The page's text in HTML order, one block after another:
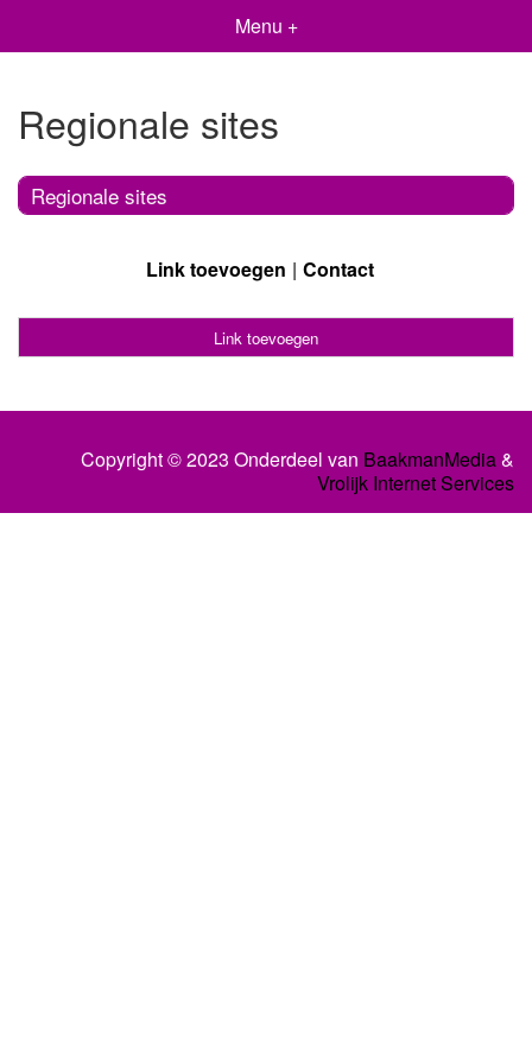
Menu +
Regionale sites
Regionale sites
Link toevoegen Contact
Link toevoegen
Copyright © 2023 Onderdeel van BaakmanMedia&
Vrolijk Internet Services